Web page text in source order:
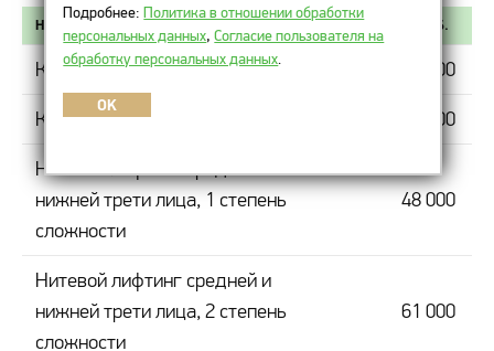
НАИМЕНОВАНИЕ ПРОЦЕДУРЫ СТОИМОСТЬ, РУБ.
Коррекция средней трети лица 32 000
Коррекция нижней трети лица 35 000
Нитевой лифтинг средней и
нижней трети лица, 1 степень
сложности
48 000
Нитевой лифтинг средней и
нижней трети лица, 2 степень
сложности
61 000
Подробнее:Политика в отношении обработки
персональных данных,Согласие пользователя на
обработку персональных данных
OK